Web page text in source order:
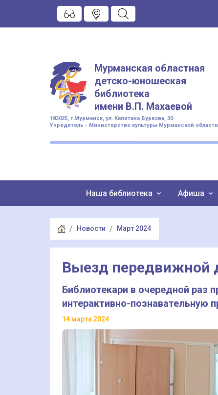
Мурманская областная
детско-юношеская
библиотека
имени В.П. Махаевой
183025, г.Мурманск, ул. Капитана Буркова, 30
Учредитель - Министерство культуры Мурманской области
Наша библиотека Афиша
Новости Март 2024
Выезд передвижной
Библиотекари в очередной раз
интерактивно-познавательную
14 марта 2024